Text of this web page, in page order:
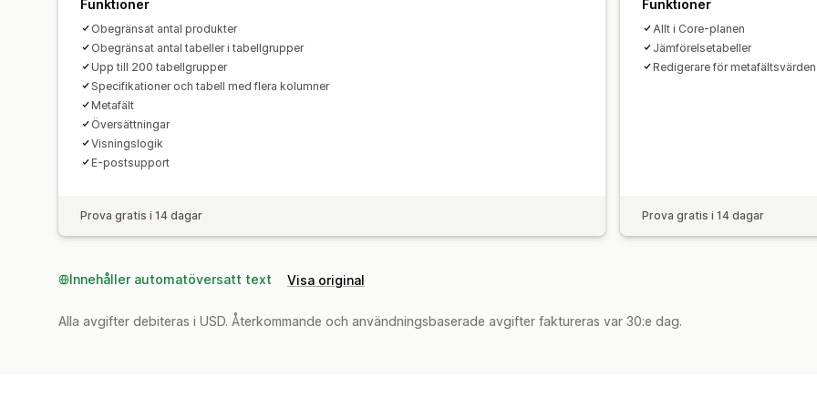
Funktioner
Obegränsat antal produkter
Obegränsat antal tabeller i tabellgrupper
Upp till 200 tabellgrupper
Specifikationer och tabell med flera kolumner
Metafält
Översättningar
Visningslogik
E-postsupport
Prova gratis i 14 dagar
Funktioner
Allt i Core-planen
Jämförelsetabeller
Redigerare för
Prova gratis i 14 dagar
Innehåller automatöversatt text Visa original
Alla avgifter debiteras i USD. Återkommande och användningsbaserade avgifter faktureras var 30:e dag.